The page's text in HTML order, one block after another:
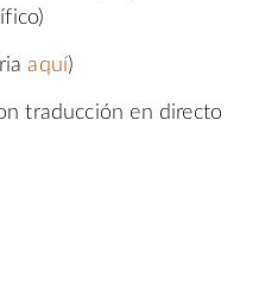
aquí)
traducción en directo